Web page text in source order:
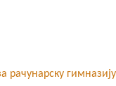
рачунарску гимназију